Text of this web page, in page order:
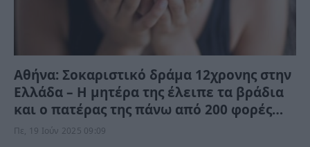
Αθήνα: Σοκαριστικό δράμα 12χρονης στην
Ελλάδα – Η μητέρα της έλειπε τα βράδια
και ο πατέρας της πάνω από 200 φορές…
Πε, 19 Ιούν 2025 09:09